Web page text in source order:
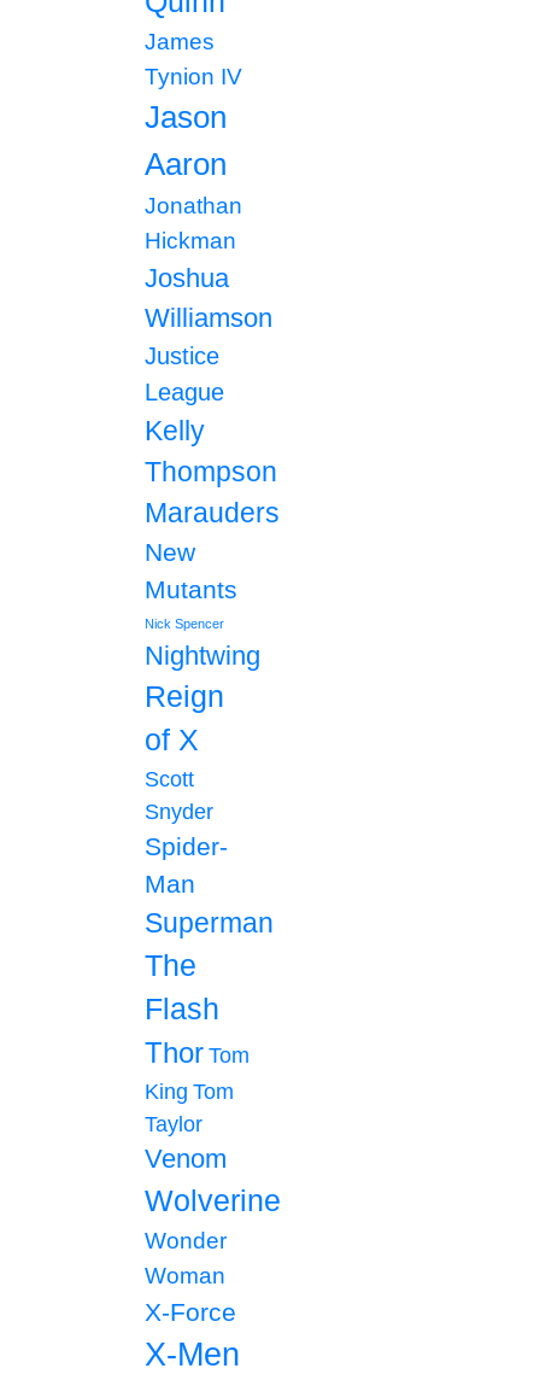
James
Tynion IV
Jason
Aaron
Jonathan
Hickman
Joshua
Williamson
Justice
League
Kelly
Thompson
Marauders
New
Mutants
Nick Spencer
Nightwing
Reign
of X
Scott
Snyder
Spider-
Man
Superman
The
Flash
Thor Tom
King Tom
Taylor
Venom
Wolverine
Wonder
Woman
X-Force
X-Men